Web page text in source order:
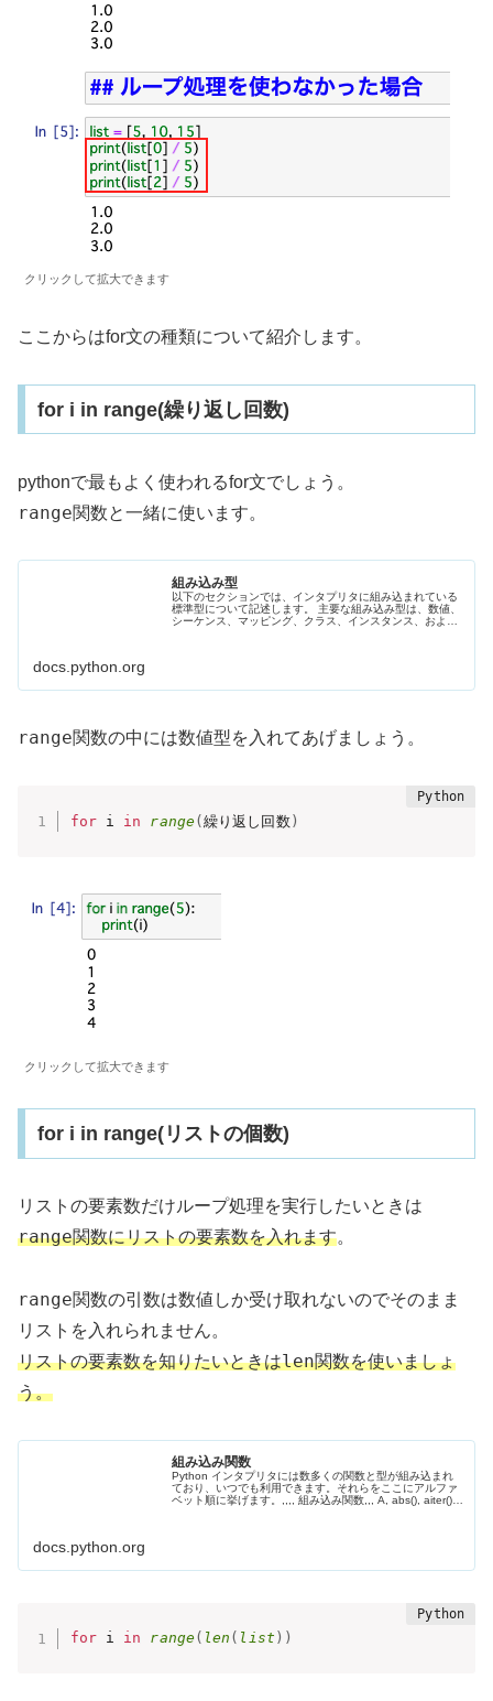
クリックして拡大できます
ここからはfor文の種類について紹介します。
for i in range(繰り返し回数)
pythonで最もよく使われるfor文でしょう。
range関数と一緒に使います。
組み込み型
以下のセクションでは、インタプリタに組み込まれている
標準型について記述します。 主要な組み込み型は、数値、
シーケンス、マッピング、クラス、インスタンス、および
docs.python.org
range関数の中には数値型を入れてあげましょう。
for i in range(繰り返し回数)
クリックして拡大できます
for i in range(リストの個数)
リストの要素数だけループ処理を実行したいときは
range関数にリストの要素数を入れます。
range関数の引数は数値しか受け取れないのでそのまま
リストを入れられません。
リストの要素数を知りたいときはlen関数を使いましょ
う。
組み込み関数
Python インタプリタには数多くの関数と型が組み込まれ
ており、いつでも利用できます。それらをここにアルファ
ベット順に挙げます。,,,, 組み込み関数,,, A, abs(), aiter(),
docs.python.org
for i in range( len ( list ) )